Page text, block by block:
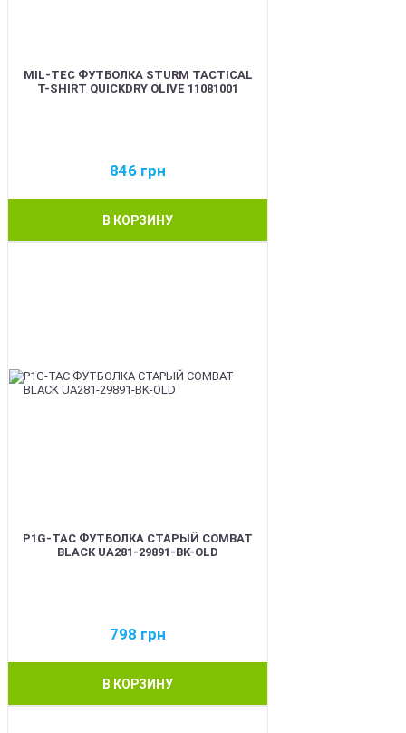
MIL-TEC ФУТБОЛКА STURM TACTICAL
T-SHIRT QUICKDRY OLIVE 11081001
846 грн
В КОРЗИНУ
P1G-TAC ФУТБОЛКА СТАРЫЙ COMBAT
BLACK UA281-29891-BK-OLD
798 грн
В КОРЗИНУ